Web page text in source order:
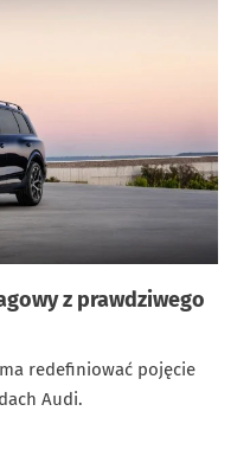
z prawdziwego
redefiniować pojęcie
Audi.